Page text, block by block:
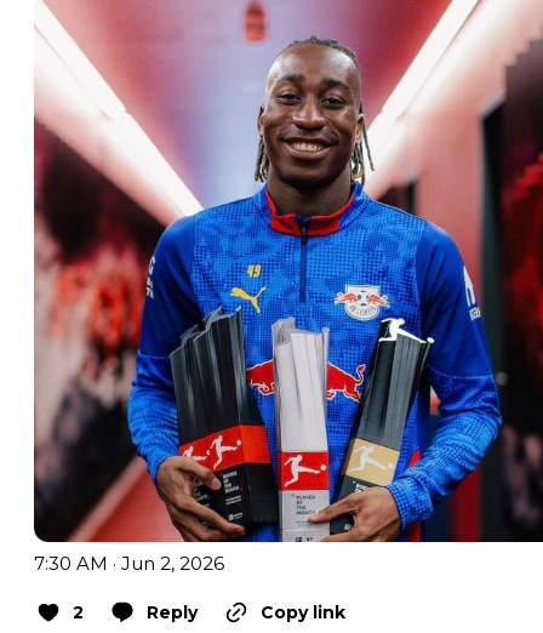
7:30 AM · Jun 2, 2026
2 Reply
Copy link